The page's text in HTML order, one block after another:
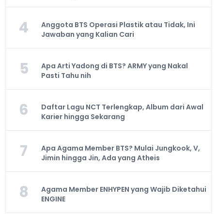
4
Anggota BTS Operasi Plastik atau Tidak, Ini
Jawaban yang Kalian Cari
5
Apa Arti Yadong di BTS? ARMY yang Nakal
Pasti Tahu nih
6
Daftar Lagu NCT Terlengkap, Album dari Awal
Karier hingga Sekarang
7
Apa Agama Member BTS? Mulai Jungkook, V,
Jimin hingga Jin, Ada yang Atheis
8
Agama Member ENHYPEN yang Wajib Diketahui
ENGINE